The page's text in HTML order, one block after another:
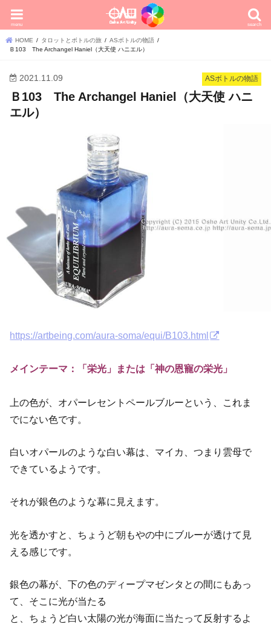
search
menu
HOME タロットとボトルの旅
ASボトルの物語
Ｂ103 The Archangel Haniel（大天使 ハニエル）
ASボトルの物語
2021.11.09
Ｂ103 The Archangel Haniel（大天使 ハニ
エル）
https://artbeing.com/aura-soma/equi/B103.html
メインテーマ：「栄光」または「神の恩寵の栄光」
上の色が、オパーレセントペールブルーという、これま
でにない色です。
白いオパールのような白い幕は、マイカ、つまり雲母で
できているようです。
それが銀色のような幕に見えます。
光を透かすと、ちょうど朝もやの中にブルーが透けて見
える感じです。
銀色の幕が、下の色のディープマゼンタとの間にもあっ
て、そこに光が当たる
と、ちょうど白い太陽の光が海面に当たって反射するよ